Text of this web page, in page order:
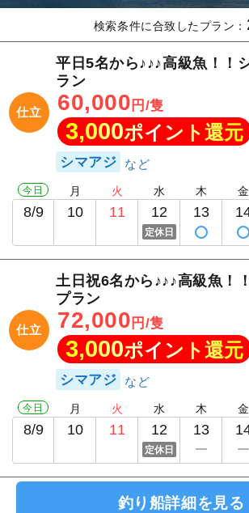
検索条件に合致したプラン：
仕立
平日5名から♪♪♪高級魚！！
ラン
60,000 円/隻
3,000ポイント還元
シマアジ
今日
8/9
月
10
火
11
水
12
定休日
木
13
金
仕立
土日祝6名から♪♪♪高級魚！
プラン
72,000 円/隻
3,000ポイント還元
シマアジ
今日
8/9
月
10
火
11
水
12
定休日
木
13
金
釣り船詳細を見る